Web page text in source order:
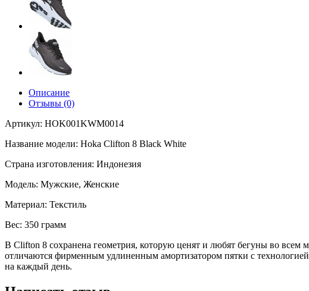
Описание
Отзывы (0)
Артикул: HOK001KWM0014
Название модели: Hoka Clifton 8 Black White
Страна изготовления: Индонезия
Модель: Мужские, Женские
Материал: Текстиль
Вес: 350 грамм
В Clifton 8 сохранена геометрия, которую ценят и любят бегуны во
отличаются фирменным удлиненным амортизатором пятки с
на каждый день.